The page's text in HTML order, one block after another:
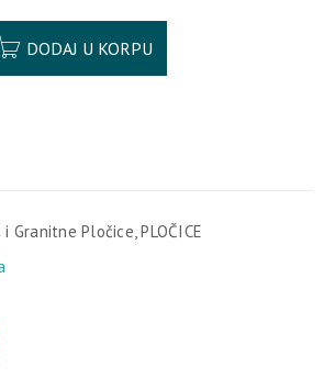
DODAJ U KORPU
i Granitne Pločice ,PLOČICE